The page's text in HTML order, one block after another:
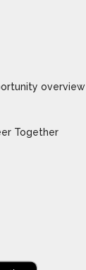
overview
Together